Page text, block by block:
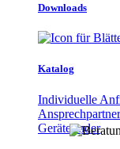
Downloads
Katalog
Individuelle
Ansprechpartner
Gerätefinder